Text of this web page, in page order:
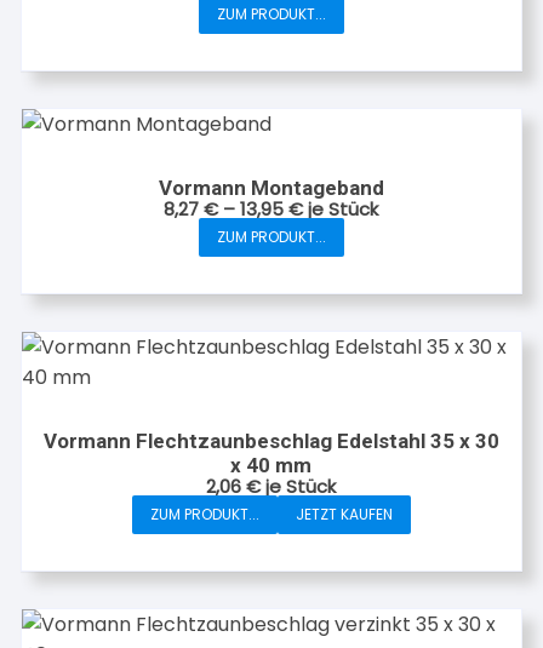
ZUM PRODUKT...
Dieses
weist
mehrere
Die
Optionen
können
Produktseite
Vormann Montageband
8,27€–13,95€je Stück
ZUM PRODUKT...
Dieses
weist
mehrere
Varianten
Optionen
können
auf
der
Produktseite
werden
Vormann Flechtzaunbeschlag Edelstahl 35 x 30
x 40 mm
2,06€je Stück
ZUM PRODUKT... JETZT KAUFEN